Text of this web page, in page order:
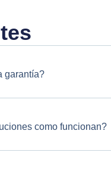
garantía?
como funcionan?